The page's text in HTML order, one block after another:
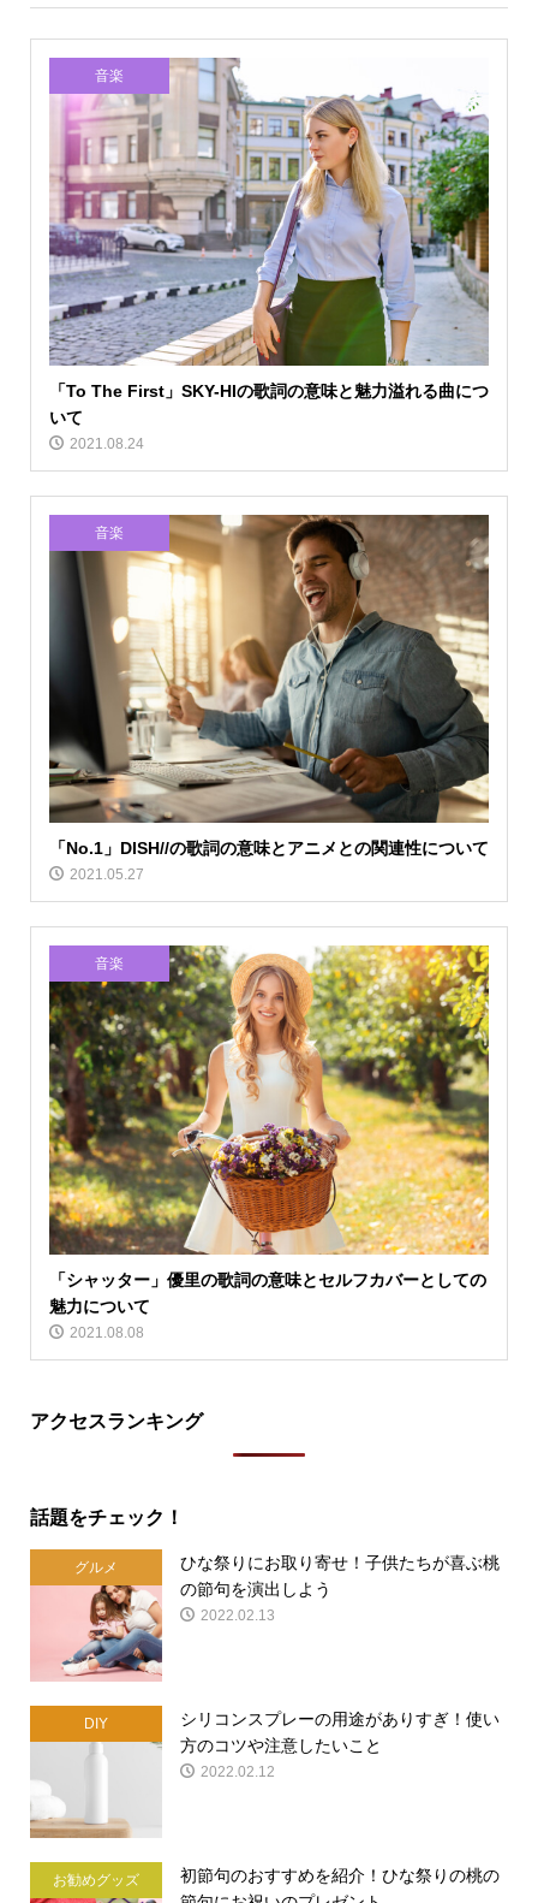
音楽
「To The First」SKY-HIの歌詞の意味と魅力溢れる曲につ
いて
2021.08.24
音楽
「No.1」DISH//の歌詞の意味とアニメとの関連性について
2021.05.27
音楽
「シャッター」優里の歌詞の意味とセルフカバーとしての
魅力について
2021.08.08
アクセスランキング
話題をチェック！
グルメ
ひな祭りにお取り寄せ！子供たちが喜ぶ桃
の節句を演出しよう
2022.02.13
DIY
シリコンスプレーの用途がありすぎ！使い
方のコツや注意したいこと
2022.02.12
お勧めグッズ
初節句のおすすめを紹介！ひな祭りの桃の